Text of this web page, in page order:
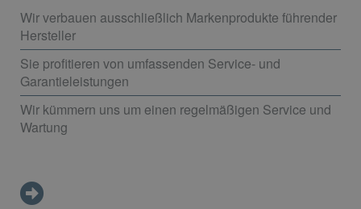
Wir verbauen ausschließlich Markenprodukte führender
Hersteller
Sie profitieren von umfassenden Service- und
Garantieleistungen
Wir kümmern uns um einen regelmäßigen Service und
Wartung